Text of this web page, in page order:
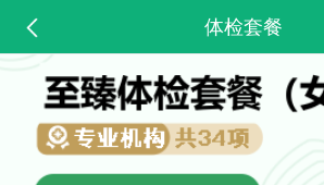
体检套餐